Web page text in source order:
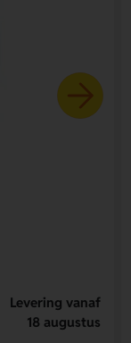
Levering vanaf
18 augustus